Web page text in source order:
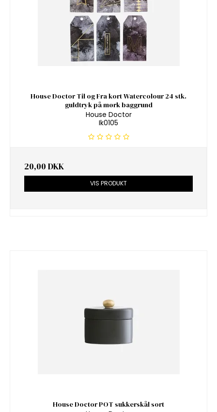
House Doctor Til og Fra kort Watercolour 24 stk.
guldtryk på mørk baggrund
House Doctor
Ik0105
20,00 DKK
VIS PRODUKT
House Doctor POT sukkerskål sort